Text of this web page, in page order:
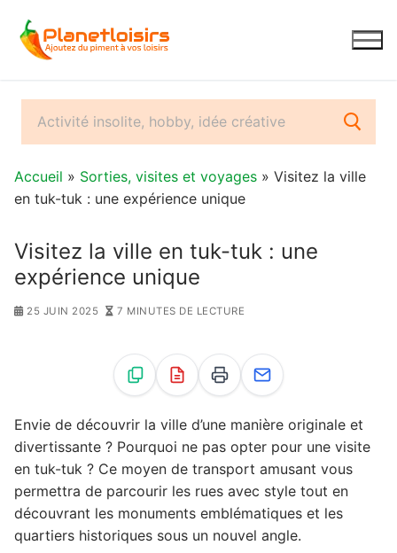
contenu
Accueil » Sorties, visites et voyages » Visitez la ville
en tuk-tuk : une expérience unique
Visitez la ville en tuk-tuk : une
expérience unique
25 JUIN 2025 7 MINUTES DE LECTURE
Envie de découvrir la ville d’une manière originale et
divertissante ? Pourquoi ne pas opter pour une visite
en tuk-tuk ? Ce moyen de transport amusant vous
permettra de parcourir les rues avec style tout en
découvrant les monuments emblématiques et les
quartiers historiques sous un nouvel angle.